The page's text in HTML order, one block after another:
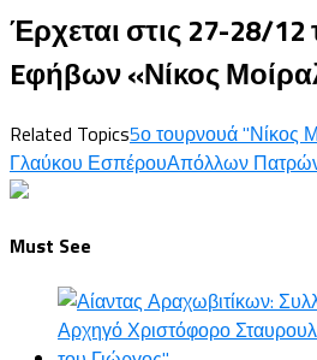
Έρχεται στις 27-28/
Eφήβων «Νίκος
Related Topics5ο τουρνουά "Νίκος
Γλαύκου ΕσπέρουΑπόλλων
Must See